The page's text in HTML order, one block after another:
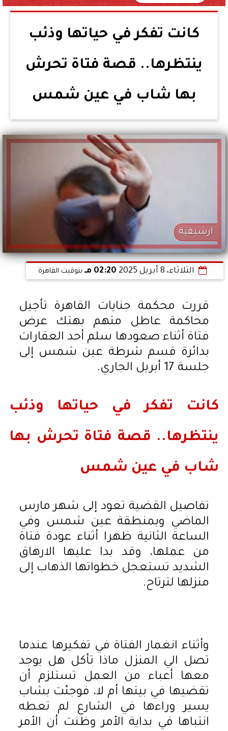
كانت تفكر في حياتها وذئب
ينتظرها.. قصة فتاة تحرش
بها شاب في عين شمس
ارشيفية
الثلاثاء، 8 أبريل 2025 02:20 مـ بتوقيت القاهرة
قررت محكمة جنايات القاهرة تأجيل
محاكمة عاطل متهم بهتك عرض
فتاة أثناء صعودها سلم أحد العقارات
بدائرة قسم شرطة عين شمس إلى
جلسة 17 أبريل الجاري.
كانت تفكر في حياتها وذئب
ينتظرها.. قصة فتاة تحرش بها
شاب في عين شمس
تفاصيل القضية تعود إلى شهر مارس
الماضي وبمنطقة عين شمس وفي
الساعة الثانية ظهرا أثناء عودة فتاة
من عملها، وقد بدا عليها الارهاق
الشديد تستعجل خطواتها الذهاب إلى
منزلها لترتاح.
وأثناء انغمار الفتاة في تفكيرها عندما
تصل الي المنزل ماذا تأكل هل يوجد
معها أعباء من العمل تستلزم أن
تقضيها في بيتها أم لا، فوجئت بشاب
يسير وراءها في الشارع لم تعطه
انتباها في بداية الأمر وظنت أن الأمر